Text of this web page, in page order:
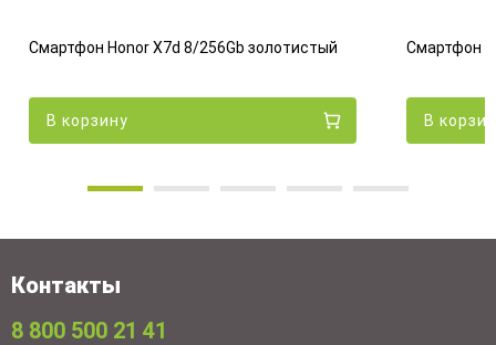
Смартфон Honor X7d 8/256Gb золотистый
В корзину
Смартфон
В
Контакты
8 800 500 21 41